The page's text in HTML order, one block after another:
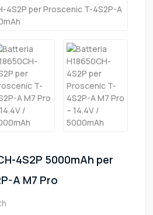
4S2P 5000mAh per
A M7 Pro